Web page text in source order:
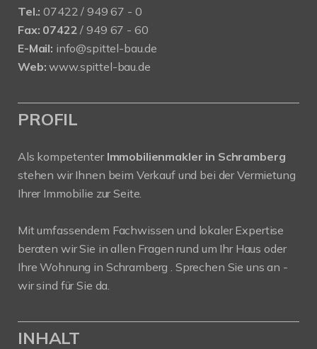
Tel.: 07422 / 949 67 - 0
Fax: 07422 / 949 67 - 60
E-Mail: info@spittel-bau.de
Web: www.spittel-bau.de
PROFIL
Als kompetenter Immobilienmakler in Schramberg
stehen wir Ihnen beim Verkauf und bei der Vermietung
Ihrer Immobilie zur Seite.
Mit umfassendem Fachwissen und lokaler Expertise
beraten wir Sie in allen Fragen rund um Ihr Haus oder
Ihre Wohnung in Schramberg . Sprechen Sie uns an -
wir sind für Sie da.
INHALT